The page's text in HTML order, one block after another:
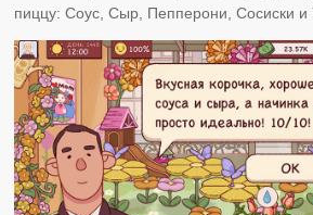
пиццу: Соус, Сыр, Пепперони, Сосиски и